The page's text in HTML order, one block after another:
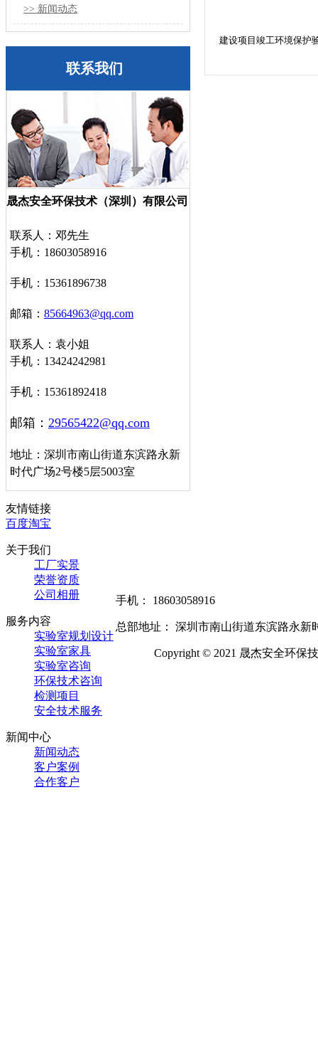
>> 新闻动态
联系我们
晟杰安全环保技术（深圳）有限公司
联系人：邓先生
手机：18603058916
手机：15361896738
邮箱： 85664963@qq.com
联系人：袁小姐
手机：13424242981
手机：15361892418
邮箱： 29565422@qq.com
地址：深圳市南山街道东滨路永新
时代广场2号楼5层5003室
建设项目竣工环境保护
友情链接
百度淘宝
关于我们
工厂实景
荣誉资质
公司相册
服务内容
实验室规划设计
实验室家具
实验室咨询
环保技术咨询
检测项目
安全技术服务
新闻中心
新闻动态
客户案例
合作客户
手机： 18603058916
总部地址： 深圳市南山街道东滨路永新
Copyright © 2021 晟杰安全环保